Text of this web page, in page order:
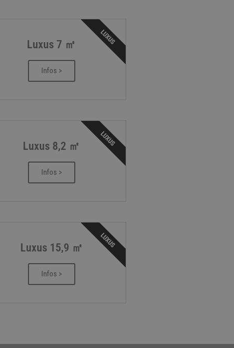
Luxus 7 ㎡
Infos >
LUXUS
Luxus 8,2 ㎡
Infos >
LUXUS
Luxus 15,9 ㎡
Infos >
LUXUS